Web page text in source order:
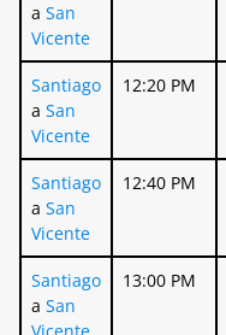
a San
Vicente
Santiago
a San
Vicente
12:20 PM
Santiago
a San
Vicente
12:40 PM
Santiago
a San
13:00 PM